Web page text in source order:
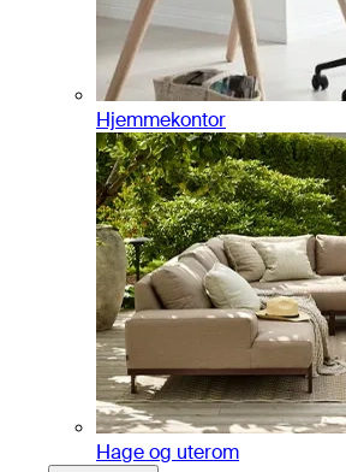
Hjemmekontor
Hage og uterom